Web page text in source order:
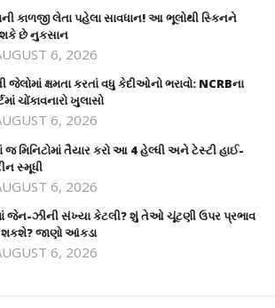
કાળજી લેતા પહેલા સાવધાન! આ ભૂલોથી સ્કિનને
છે નુકસાન
6, 2026
જેલોમાં ક્ષમતા કરતાં વધુ કેદીઓનો ભરાવો: NCRBના
ચોંકાવનારો ખુલાસો
6, 2026
જ મિનિટોમાં તૈયાર કરો આ 4 હેલ્ધી અને ટેસ્ટી હાઈ-
સ્મૂધી
6, 2026
જેન-ઝીની સંખ્યા કેટલી? શું તેઓ ચૂંટણી ઉપર પ્રભાવ
શકશે? જાણો આંકડા
6, 2026